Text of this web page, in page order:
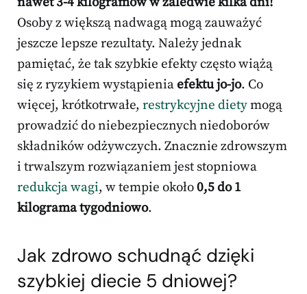
Osoby z większą nadwagą mogą zauważyć
jeszcze lepsze rezultaty. Należy jednak
pamiętać, że tak szybkie efekty często wiążą
się z ryzykiem wystąpieniaefektu jo-jo. Co
więcej, krótkotrwałe, restrykcyjne dietymogą
prowadzić do niebezpiecznych niedoborów
składników odżywczych. Znacznie zdrowszym
i trwalszym rozwiązaniem jest stopniowa
redukcja wagi, w tempie około0,5 do 1
kilograma tygodniowo.
Jak zdrowo schudnąć dzięki
szybkiej diecie 5 dniowej?